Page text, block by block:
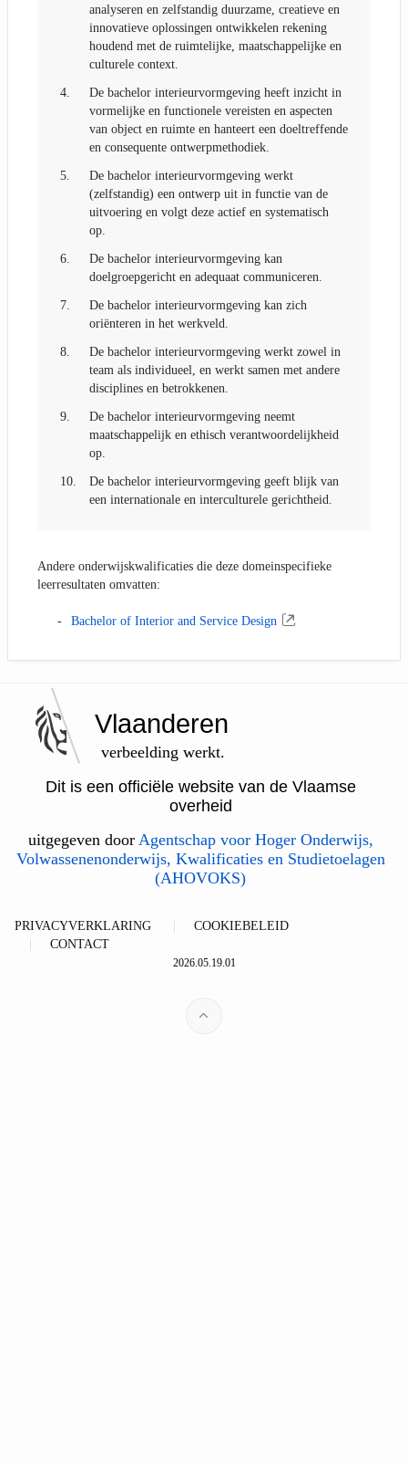
analyseren en zelfstandig duurzame, creatieve en
innovatieve oplossingen ontwikkelen rekening
houdend met de ruimtelijke, maatschappelijke en
culturele context.
4.
De bachelor interieurvormgeving heeft inzicht in
vormelijke en functionele vereisten en aspecten
van object en ruimte en hanteert een doeltreffende
en consequente ontwerpmethodiek.
5.
De bachelor interieurvormgeving werkt
(zelfstandig) een ontwerp uit in functie van de
uitvoering en volgt deze actief en systematisch
op.
6.
De bachelor interieurvormgeving kan
doelgroepgericht en adequaat communiceren.
7.
De bachelor interieurvormgeving kan zich
oriënteren in het werkveld.
8.
De bachelor interieurvormgeving werkt zowel in
team als individueel, en werkt samen met andere
disciplines en betrokkenen.
9.
De bachelor interieurvormgeving neemt
maatschappelijk en ethisch verantwoordelijkheid
op.
10.
De bachelor interieurvormgeving geeft blijk van
een internationale en interculturele gerichtheid.
Andere onderwijskwalificaties die deze domeinspecifieke
leerresultaten omvatten:
Bachelor of Interior and Service Design
Vlaanderen
verbeelding werkt.
Dit is een officiële website van de Vlaamse
overheid
uitgegeven door Agentschap voor Hoger Onderwijs,
Volwassenenonderwijs, Kwalificaties en Studietoelagen
(AHOVOKS)
PRIVACYVERKLARING
COOKIEBELEID
CONTACT
2026.05.19.01